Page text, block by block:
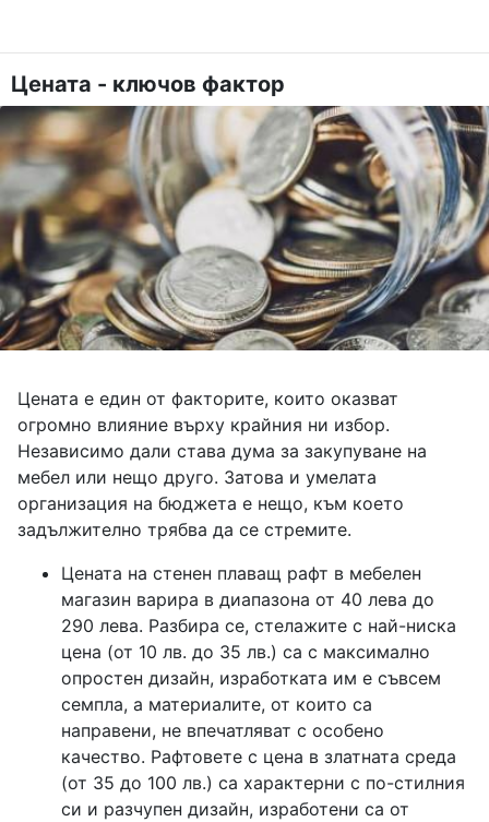
Цената - ключов фактор
Цената е един от факторите, които оказват
огромно влияние върху крайния ни избор.
Независимо дали става дума за закупуване на
мебел или нещо друго. Затова и умелата
организация на бюджета е нещо, към което
задължително трябва да се стремите.
Цената на стенен плаващ рафт в мебелен
магазин варира в диапазона от 40 лева до
290 лева. Разбира се, стелажите с най-ниска
цена (от 10 лв. до 35 лв.) са с максимално
опростен дизайн, изработката им е съвсем
семпла, а материалите, от които са
направени, не впечатляват с особено
качество. Рафтовете с цена в златната среда
(от 35 до 100 лв.) са характерни с по-стилния
си и разчупен дизайн, изработени са от